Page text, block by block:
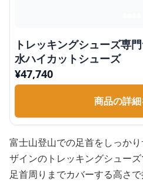
トレッキングシューズ専
水ハイカットシューズ
¥47,740
商品の詳
富士山登山での足首をしっか
ザインのトレッキングシューズ
足首周りまでカバーする高さで